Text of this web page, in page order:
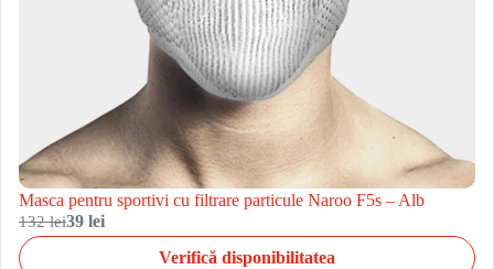
Masca pentru sportivi cu filtrare particule Naroo F5s – Alb
132 lei39 lei
Verifică disponibilitatea